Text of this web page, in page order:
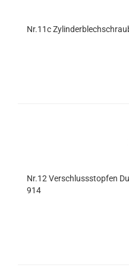
Nr.11c
Nr.12 Verschlussstopfen
914